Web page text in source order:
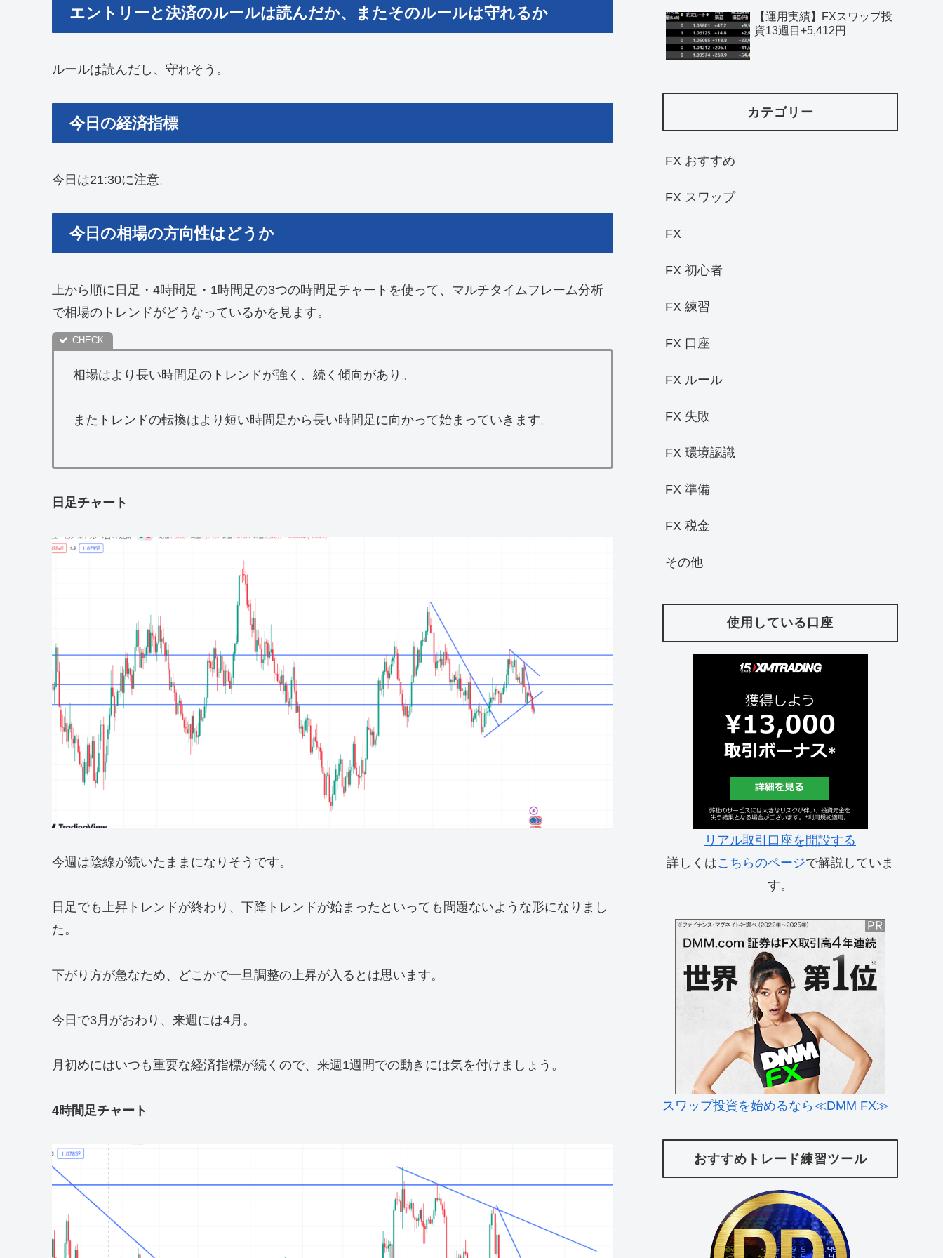
エントリーと決済のルールは読んだか、またそのルールは守れるか
ルールは読んだし、守れそう。
今日の経済指標
今日は21:30に注意。
今日の相場の方向性はどうか
上から順に日足・4時間足・1時間足の3つの時間足チャートを使って、マルチタイムフレーム分析
で相場のトレンドがどうなっているかを見ます。
相場はより長い時間足のトレンドが強く、続く傾向があり。
またトレンドの転換はより短い時間足から長い時間足に向かって始まっていきます。
日足チャート
今週は陰線が続いたままになりそうです。
日足でも上昇トレンドが終わり、下降トレンドが始まったといっても問題ないような形になりまし
た。
下がり方が急なため、どこかで一旦調整の上昇が入るとは思います。
今日で3月がおわり、来週には4月。
月初めにはいつも重要な経済指標が続くので、来週1週間での動きには気を付けましょう。
4時間足チャート
【運用実績】FXスワップ投
資13週目+5,412円
カテゴリー
FX おすすめ
FX スワップ
FX
FX 初心者
FX 練習
FX 口座
FX ルール
FX 失敗
FX 環境認識
FX 準備
FX 税金
その他
使用している口座
リアル取引口座を開設する
詳しくはこちらのページで解説していま
す。
スワップ投資を始めるなら≪DMM FX≫
おすすめトレード練習ツール